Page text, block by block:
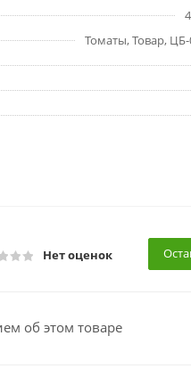
Томаты, Товар, ЦБ-
Нет оценок
об этом товаре